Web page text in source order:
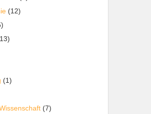
(12)
(1)
(7)